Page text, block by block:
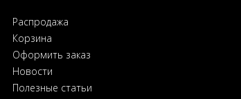
Распродажа
Корзина
Оформить заказ
Новости
Полезные статьи